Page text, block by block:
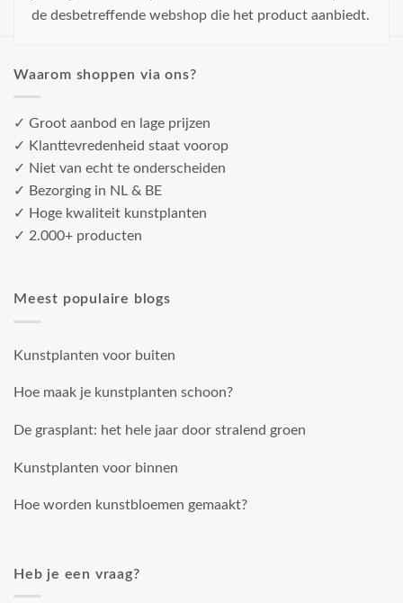
de desbetreffende webshop die het product aanbiedt.
Waarom shoppen via ons?
✓ Groot aanbod en lage prijzen
✓ Klanttevredenheid staat voorop
✓ Niet van echt te onderscheiden
✓ Bezorging in NL & BE
✓ Hoge kwaliteit kunstplanten
✓ 2.000+ producten
Meest populaire blogs
Kunstplanten voor buiten
Hoe maak je kunstplanten schoon?
De grasplant: het hele jaar door stralend groen
Kunstplanten voor binnen
Hoe worden kunstbloemen gemaakt?
Heb je een vraag?